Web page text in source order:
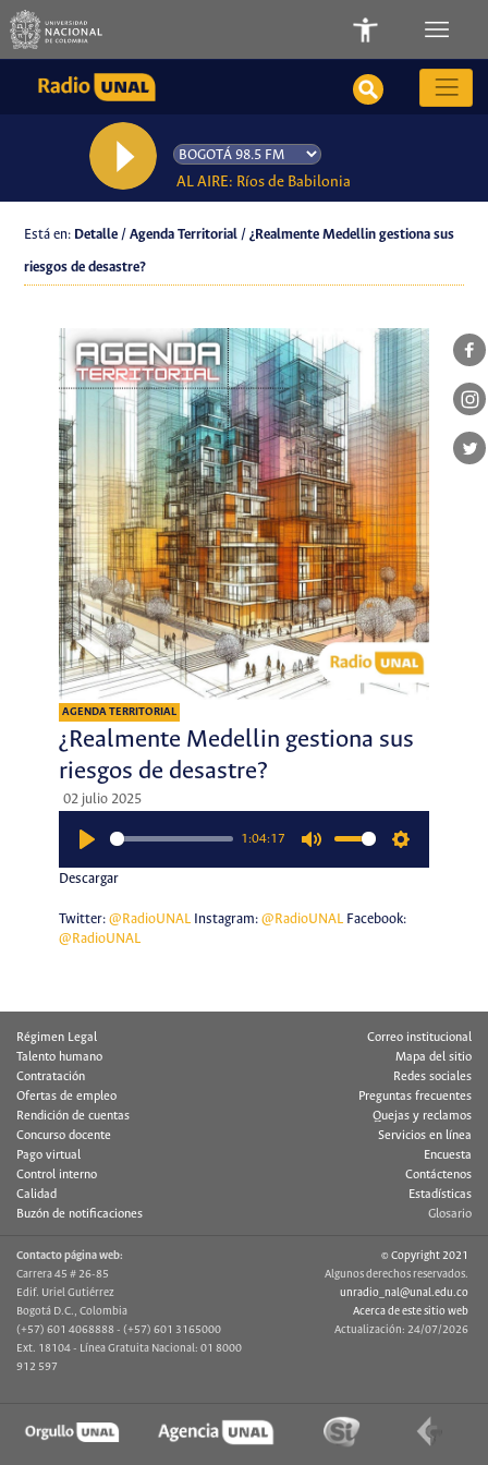
AL AIRE: Ríos de Babilonia
Está en: Detalle / Agenda Territorial / ¿Realmente Medellin gestiona sus
riesgos de desastre?
AGENDA TERRITORIAL
¿Realmente Medellin gestiona sus
riesgos de desastre?
02 julio 2025
1:04:17
Descargar
Twitter: @RadioUNALInstagram: @RadioUNALFacebook:
@RadioUNAL
Régimen Legal
Talento humano
Contratación
Ofertas de empleo
Rendición de cuentas
Concurso docente
Pago virtual
Control interno
Calidad
Buzón de notificaciones
Correo institucional
Mapa del sitio
Redes sociales
Preguntas frecuentes
Quejas y reclamos
Servicios en línea
Encuesta
Contáctenos
Estadísticas
Glosario
Contacto página web:
Carrera 45 # 26-85
Edif. Uriel Gutiérrez
Bogotá D.C., Colombia
(+57) 601 4068888 - (+57) 601 3165000
Ext. 18104 - Línea Gratuita Nacional: 01 8000
912 597
© Copyright 2021
Algunos derechos reservados.
unradio_nal@unal.edu.co
Acerca de este sitio web
Actualización: 24/07/2026